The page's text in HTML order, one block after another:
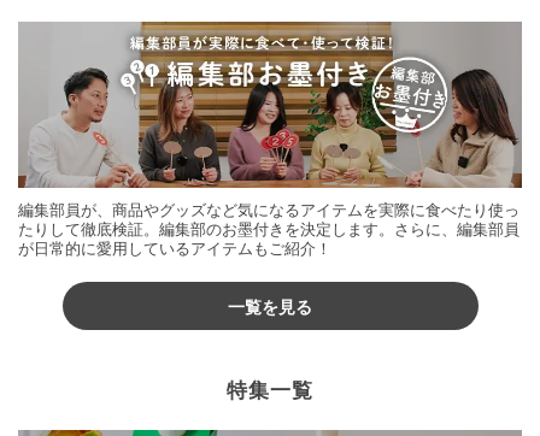
編集部員が、商品やグッズなど気になるアイテムを実際に食べたり使っ
たりして徹底検証。編集部のお墨付きを決定します。さらに、編集部員
が日常的に愛用しているアイテムもご紹介！
一覧を見る
特集一覧